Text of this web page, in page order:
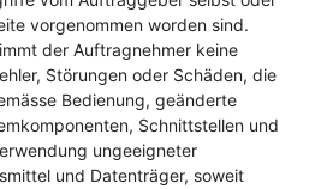
vorgenommen worden sind.
der Auftragnehmer keine
Störungen oder Schäden, die
Bedienung, geänderte
Schnittstellen und
ungeeigneter
und Datenträger, soweit